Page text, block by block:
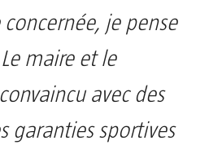
concernée, je pense
maire et le
avec des
garanties sportives